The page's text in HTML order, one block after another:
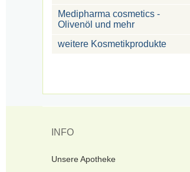
Medipharma cosmetics -
Olivenöl und mehr
weitere Kosmetikprodukte
INFO
Unsere Apotheke